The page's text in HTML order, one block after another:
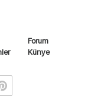
Forum
Künye